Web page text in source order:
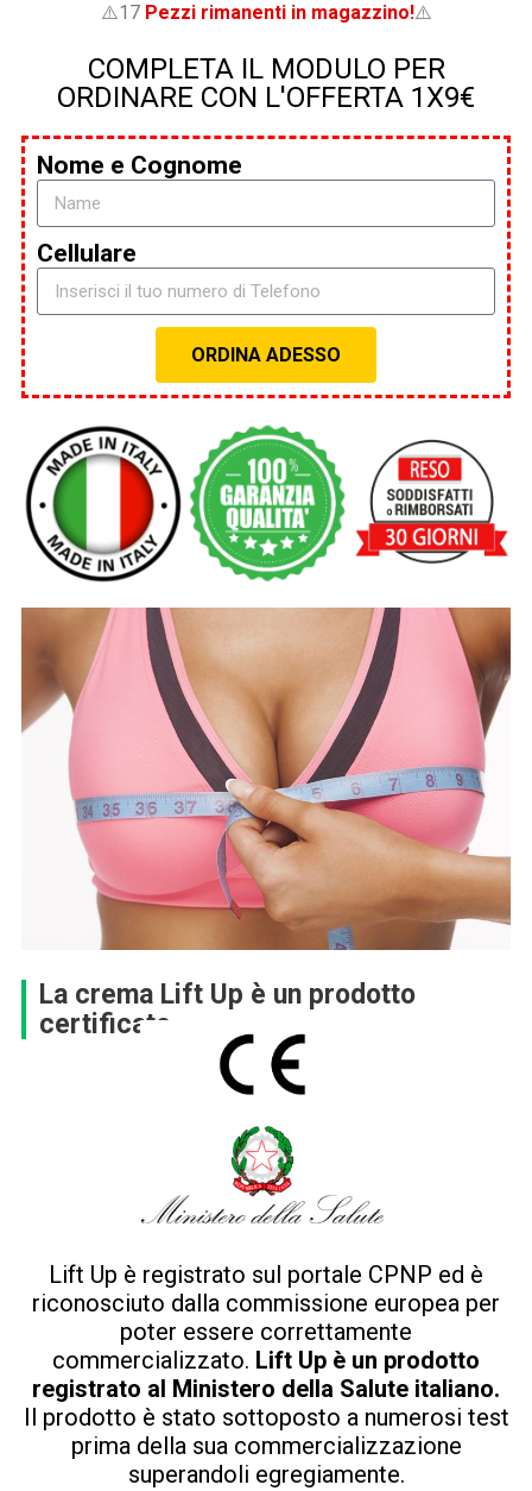
⚠️17Pezzi rimanenti in magazzino!⚠️
COMPLETA IL MODULO PER
ORDINARE CON L'OFFERTA 1X9€
Nome e Cognome
Cellulare
ORDINA ADESSO
La crema Lift Up è un prodotto
certificato
Lift Up è registrato sul portale CPNP ed è
riconosciuto dalla commissione europea per
poter essere correttamente
commercializzato. Lift Up è un prodotto
registrato al Ministero della Salute italiano.
Il prodotto è stato sottoposto a numerosi test
prima della sua commercializzazione
superandoli egregiamente.